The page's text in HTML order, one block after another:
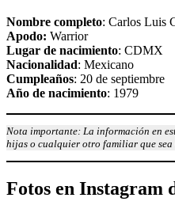
Nombre completo: Carlos Luis
Apodo: Warrior
Lugar de nacimiento: CDMX
Nacionalidad: Mexicano
Cumpleaños: 20 de septiembre
Año de nacimiento: 1979
Nota importante: La información en
hijas o cualquier otro familiar que sea
Fotos en Instagram